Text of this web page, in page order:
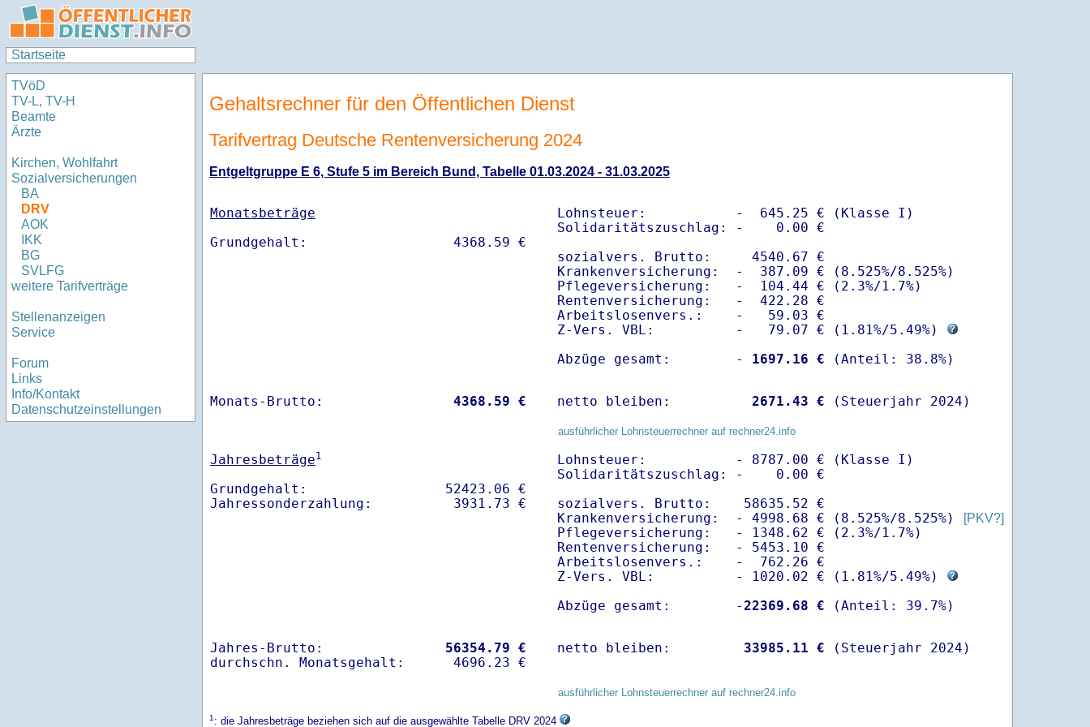
Startseite
TVöD
TV-L, TV-H
Beamte
Ärzte
Kirchen, Wohlfahrt
Sozialversicherungen
BA
DRV
AOK
IKK
BG
SVLFG
weitere Tarifverträge
Stellenanzeigen
Service
Forum
Links
Info/Kontakt
Datenschutzeinstellungen
Gehaltsrechner für den Öffentlichen Dienst
Tarifvertrag Deutsche Rentenversicherung 2024
Entgeltgruppe E 6, Stufe 5 im Bereich Bund, Tabelle 01.03.2024 - 31.03.2025
Monatsbeträge
Lohnsteuer:           -  645.25 € (Klasse I)
Solidaritätszuschlag: -    0.00 €
sozialvers. Brutto:     4540.67 €
Krankenversicherung:  -  387.09 € (8.525%/8.525%)
Pflegeversicherung:   -  104.44 € (2.3%/1.7%)
Rentenversicherung:   -  422.28 €
Arbeitslosenvers.:    -   59.03 €
Z-Vers. VBL:          -   79.07 € ( 1.81%/5.49%)
Abzüge gesamt:        -
1697.16 €
Monats-Brutto: 4368.59 € netto bleiben: 2671.43 € (Steuerjahr 2024)
ausführlicher Lohnsteuerrechner auf rechner24.info
Jahresbeträge1
Grundgehalt:                 52423.06 €
Lohnsteuer:           - 8787.00 € (Klasse I)
Solidaritätszuschlag: -    0.00 €
sozialvers. Brutto:    58635.52 €
Krankenversicherung:  - 4998.68 € (8.525%/8.525%)
[PKV?]
Pflegeversicherung:   - 1348.62 € (2.3%/1.7%)
Rentenversicherung:   - 5453.10 €
Arbeitslosenvers.:    -  762.26 €
Z-Vers. VBL:          - 1020.02 € ( 1.81%/5.49%)
Abzüge gesamt:        -22369.68 €
Jahres-Brutto: 56354.79 €
netto bleiben: 33985.11 € (Steuerjahr 2024)
ausführlicher Lohnsteuerrechner auf rechner24.info
1: die Jahresbeträge beziehen sich auf die ausgewählte Tabelle DRV 2024